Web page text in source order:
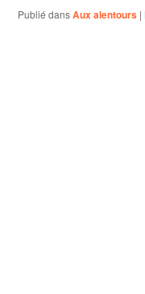
Publié dansAux alentours |